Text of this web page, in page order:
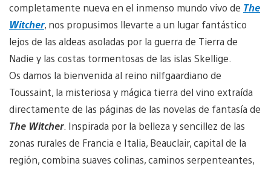
completamente nueva en el inmenso mundo vivo de The
Witcher, nos propusimos llevarte a un lugar fantástico
lejos de las aldeas asoladas por la guerra de Tierra de
Nadie y las costas tormentosas de las islas Skellige.
Os damos la bienvenida al reino nilfgaardiano de
Toussaint, la misteriosa y mágica tierra del vino extraída
directamente de las páginas de las novelas de fantasía de
The Witcher. Inspirada por la belleza y sencillez de las
zonas rurales de Francia e Italia, Beauclair, capital de la
región, combina suaves colinas, caminos serpenteantes,